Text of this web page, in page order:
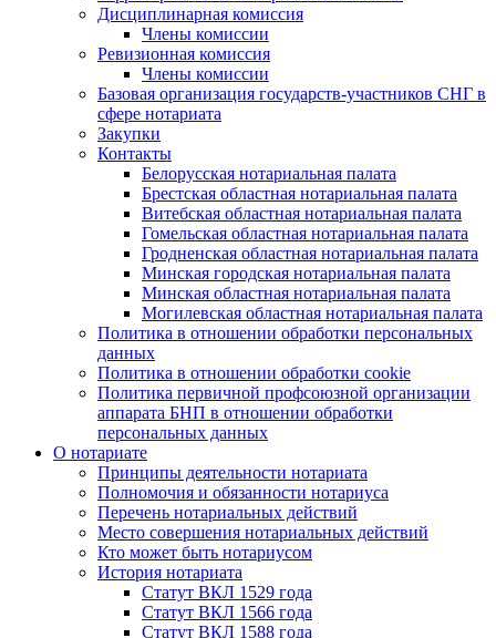
Дисциплинарная комиссия
Члены комиссии
Ревизионная комиссия
Члены комиссии
Базовая организация государств-участников СНГ в
сфере нотариата
Закупки
Контакты
Белорусская нотариальная палата
Брестская областная нотариальная палата
Витебская областная нотариальная палата
Гомельская областная нотариальная палата
Гродненская областная нотариальная палата
Минская городская нотариальная палата
Минская областная нотариальная палата
Могилевская областная нотариальная палата
Политика в отношении обработки персональных
данных
Политика в отношении обработки cookie
Политика первичной профсоюзной организации
аппарата БНП в отношении обработки
персональных данных
О нотариате
Принципы деятельности нотариата
Полномочия и обязанности нотариуса
Перечень нотариальных действий
Место совершения нотариальных действий
Кто может быть нотариусом
История нотариата
Статут ВКЛ 1529 года
Статут ВКЛ 1566 года
Статут ВКЛ 1588 года